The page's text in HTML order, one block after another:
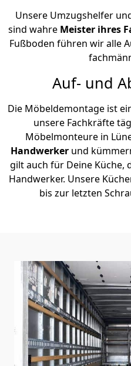
Unsere Umzugshelfer
sind wahre Meister ihres
Fußboden führen wir alle
Auf- und
Die Möbeldemontage ist
unsere Fachkräfte
Möbelmonteure in
Handwerker und
gilt auch für Deine Küche,
Handwerker. Unsere
bis zur letzten